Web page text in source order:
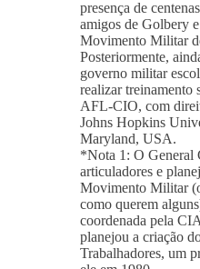
presença de
amigos de Golbery
Movimento Militar
Posteriormente,
governo militar
realizar treinamento
AFL-CIO, com
Johns Hopkins
Maryland, USA.
*Nota 1: O General
articuladores e
Movimento Militar
como querem
coordenada pela
planejou a criação
Trabalhadores, um